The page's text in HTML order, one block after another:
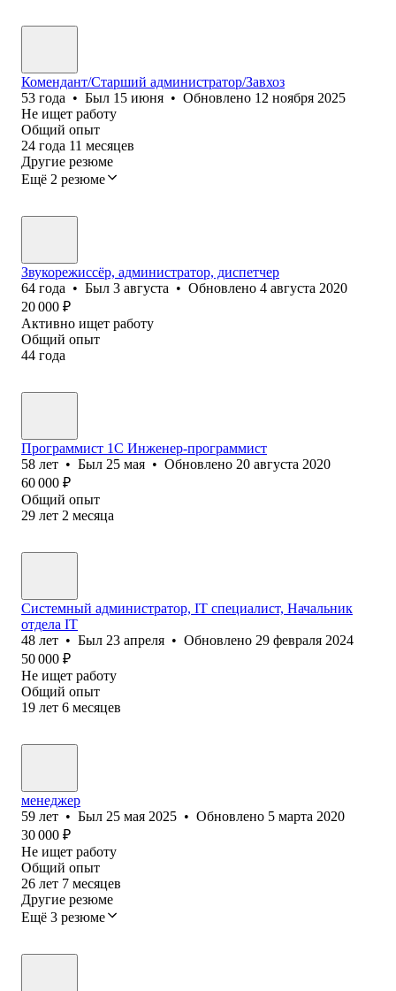
Комендант/Старший администратор/Завхоз
53 года • Был 15 июня • Обновлено 12 ноября 2025
Не ищет работу
Общий опыт
24 года 11 месяцев
Другие резюме
Ещё 2 резюме
Звукорежиссёр, администратор, диспетчер
64 года • Был 3 августа • Обновлено 4 августа 2020
20 000 ₽
Активно ищет работу
Общий опыт
44 года
Программист 1С Инженер-программист
58 лет • Был 25 мая • Обновлено 20 августа 2020
60 000 ₽
Общий опыт
29 лет 2 месяца
Системный администратор, IT специалист, Начальник
отдела IT
48 лет • Был 23 апреля • Обновлено 29 февраля 2024
50 000 ₽
Не ищет работу
Общий опыт
19 лет 6 месяцев
менеджер
59 лет • Был 25 мая 2025 • Обновлено 5 марта 2020
30 000 ₽
Не ищет работу
Общий опыт
26 лет 7 месяцев
Другие резюме
Ещё 3 резюме